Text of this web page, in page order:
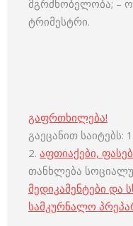
მგრძნობელობა; –
ტრიმესტრი.
გაფრთხილება!
გაეცანით საიტებს:
2. აფთიაქები,
თანხლება
მედიკამენტები და
სამკურნალო